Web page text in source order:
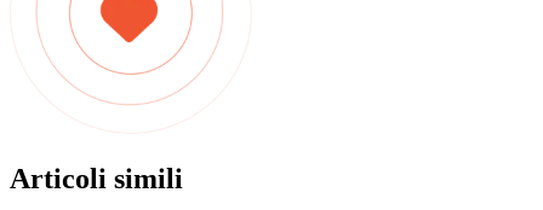
Articoli simili